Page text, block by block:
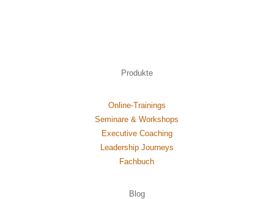
Produkte
Online-Trainings
Seminare & Workshops
Executive Coaching
Leadership Journeys
Fachbuch
Blog